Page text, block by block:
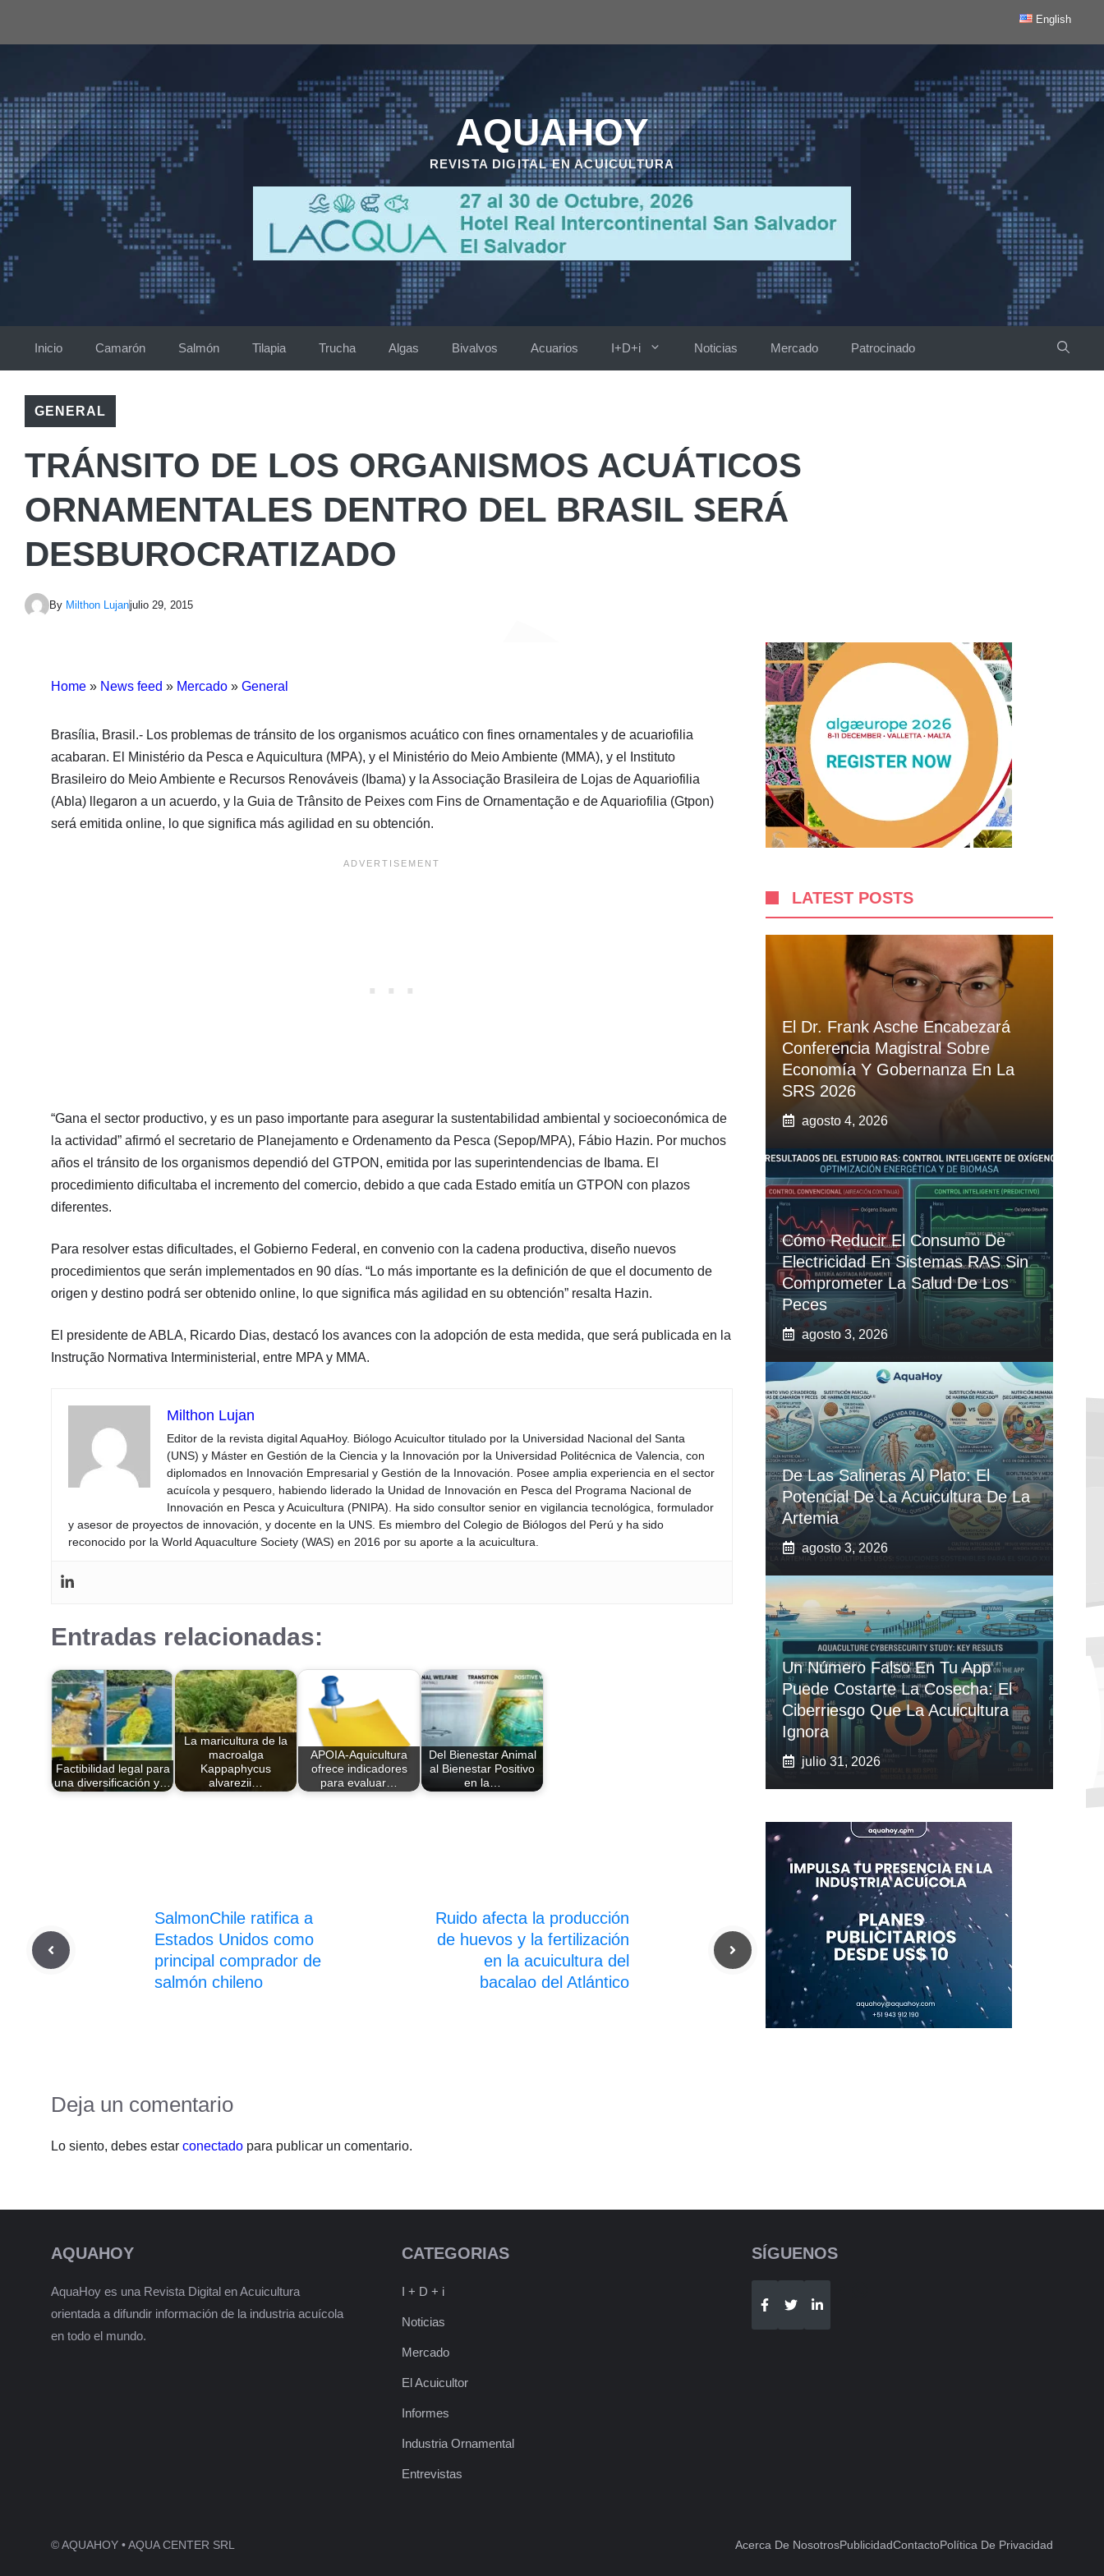
English
AQUAHOY
REVISTA DIGITAL EN ACUICULTURA
Inicio Camarón Salmón Tilapia Trucha Algas Bivalvos Acuarios I+D+i Noticias Mercado Patrocinado
GENERAL
TRÁNSITO DE LOS ORGANISMOS ACUÁTICOS
ORNAMENTALES DENTRO DEL BRASIL SERÁ
DESBUROCRATIZADO
By Milthon Lujanjulio 29, 2015
Home » News feed » Mercado » General
Brasília, Brasil.- Los problemas de tránsito de los organismos acuático con fines ornamentales y de acuariofilia
acabaran. El Ministério da Pesca e Aquicultura (MPA), y el Ministério do Meio Ambiente (MMA), y el Instituto
Brasileiro do Meio Ambiente e Recursos Renováveis (Ibama) y la Associação Brasileira de Lojas de Aquariofilia
(Abla) llegaron a un acuerdo, y la Guia de Trânsito de Peixes com Fins de Ornamentação e de Aquariofilia (Gtpon)
será emitida online, lo que significa más agilidad en su obtención.
“Gana el sector productivo, y es un paso importante para asegurar la sustentabilidad ambiental y socioeconómica de
la actividad” afirmó el secretario de Planejamento e Ordenamento da Pesca (Sepop/MPA), Fábio Hazin. Por muchos
años el tránsito de los organismos dependió del GTPON, emitida por las superintendencias de Ibama. El
procedimiento dificultaba el incremento del comercio, debido a que cada Estado emitía un GTPON con plazos
diferentes.
Para resolver estas dificultades, el Gobierno Federal, en convenio con la cadena productiva, diseño nuevos
procedimientos que serán implementados en 90 días. “Lo más importante es la definición de que el documento de
origen y destino podrá ser obtenido online, lo que significa más agilidad en su obtención” resalta Hazin.
El presidente de ABLA, Ricardo Dias, destacó los avances con la adopción de esta medida, que será publicada en la
Instrução Normativa Interministerial, entre MPA y MMA.
Milthon Lujan
Editor de la revista digital AquaHoy. Biólogo Acuicultor titulado por la Universidad Nacional del Santa
(UNS) y Máster en Gestión de la Ciencia y la Innovación por la Universidad Politécnica de Valencia, con
diplomados en Innovación Empresarial y Gestión de la Innovación. Posee amplia experiencia en el sector
acuícola y pesquero, habiendo liderado la Unidad de Innovación en Pesca del Programa Nacional de
Innovación en Pesca y Acuicultura (PNIPA). Ha sido consultor senior en vigilancia tecnológica, formulador
y asesor de proyectos de innovación, y docente en la UNS. Es miembro del Colegio de Biólogos del Perú y ha sido
reconocido por la World Aquaculture Society (WAS) en 2016 por su aporte a la acuicultura.
Entradas relacionadas:
Factibilidad legal para
una diversificación y…
La maricultura de la
macroalga
Kappaphycus
alvarezii…
APOIA-Aquicultura
ofrece indicadores
para evaluar…
Del Bienestar Animal
al Bienestar Positivo
en la…
SalmonChile ratifica a
Estados Unidos como
principal comprador de
salmón chileno
Ruido afecta la producción
de huevos y la fertilización
en la acuicultura del
bacalao del Atlántico
Deja un comentario
Lo siento, debes estar conectado para publicar un comentario.
LATEST POSTS
El Dr. Frank Asche Encabezará
Conferencia Magistral Sobre
Economía Y Gobernanza En La
SRS 2026
agosto 4, 2026
Cómo Reducir El Consumo De
Electricidad En Sistemas RAS Sin
Comprometer La Salud De Los
Peces
agosto 3, 2026
De Las Salineras Al Plato: El
Potencial De La Acuicultura De La
Artemia
agosto 3, 2026
Un Número Falso En Tu App
Puede Costarte La Cosecha: El
Ciberriesgo Que La Acuicultura
Ignora
julio 31, 2026
AQUAHOY
AquaHoy es una Revista Digital en Acuicultura
orientada a difundir información de la industria acuícola
en todo el mundo.
CATEGORIAS
I + D + i
Noticias
Mercado
El Acuicultor
Informes
Industria Ornamental
Entrevistas
SÍGUENOS
Telegram
© AQUAHOY • AQUA CENTER SRL Acerca De NosotrosPublicidadContactoPolítica De Privacidad